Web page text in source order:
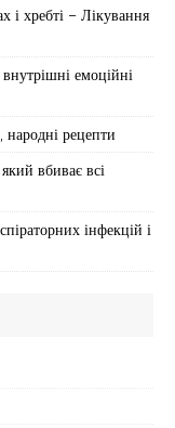
і хребті – Лікування
емоційні
рецепти
вбиває всі
інфекцій і